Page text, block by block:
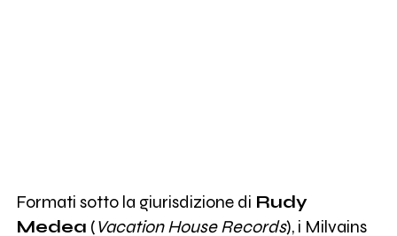
Formati sotto la giurisdizione di Rudy
Medea (Vacation House Records), i Milvains